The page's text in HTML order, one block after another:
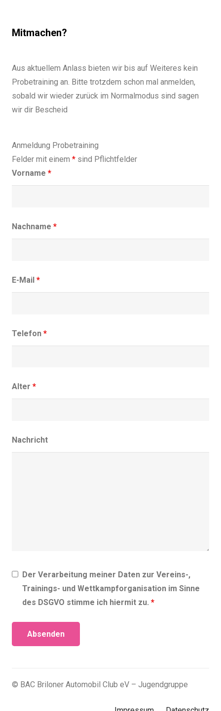
Mitmachen?
Aus aktuellem Anlass bieten wir bis auf Weiteres kein
Probetraining an. Bitte trotzdem schon mal anmelden,
sobald wir wieder zurück im Normalmodus sind sagen
wir dir Bescheid
Anmeldung Probetraining
Felder mit einem * sind Pflichtfelder
Vorname *
Nachname *
E-Mail *
Telefon *
Alter *
Nachricht
Der Verarbeitung meiner Daten zur Vereins-,
Trainings- und Wettkampforganisation im Sinne
des DSGVO stimme ich hiermit zu. *
© BAC Briloner Automobil Club eV – Jugendgruppe